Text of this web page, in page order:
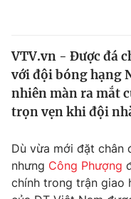
Thế giới
Tin tức
Câu chuyện quốc tế
Kinh tế
Tài chính
Thị trường
Dữ liệu và đời sống
VTV.vn - Được đá
với đội bóng hạng
nhiên màn ra mắt
trọn vẹn khi đội
Dù vừa mới đặt chân
nhưng Công Phượng
chính trong trận giao